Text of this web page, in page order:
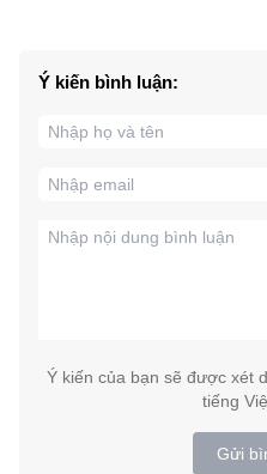
Ý kiến bình luận:
Ý kiến của bạn sẽ được xét
tiếng
Gửi